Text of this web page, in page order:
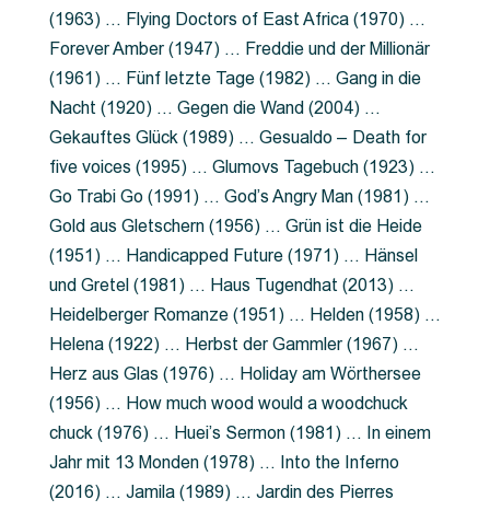
(1963) … Flying Doctors of East Africa (1970) …
Forever Amber (1947) … Freddie und der Millionär
(1961) … Fünf letzte Tage (1982) … Gang in die
Nacht (1920) … Gegen die Wand (2004) …
Gekauftes Glück (1989) … Gesualdo – Death for
five voices (1995) … Glumovs Tagebuch (1923) …
Go Trabi Go (1991) … God’s Angry Man (1981) …
Gold aus Gletschern (1956) … Grün ist die Heide
(1951) … Handicapped Future (1971) … Hänsel
und Gretel (1981) … Haus Tugendhat (2013) …
Heidelberger Romanze (1951) … Helden (1958) …
Helena (1922) … Herbst der Gammler (1967) …
Herz aus Glas (1976) … Holiday am Wörthersee
(1956) … How much wood would a woodchuck
chuck (1976) … Huei’s Sermon (1981) … In einem
Jahr mit 13 Monden (1978) … Into the Inferno
(2016) … Jamila (1989) … Jardin des Pierres